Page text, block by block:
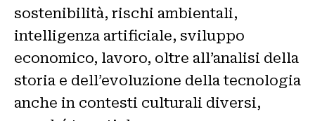
sostenibilità, rischi ambientali,
intelligenza artificiale, sviluppo
economico, lavoro, oltre all’analisi della
storia e dell’evoluzione della tecnologia
anche in contesti culturali diversi,